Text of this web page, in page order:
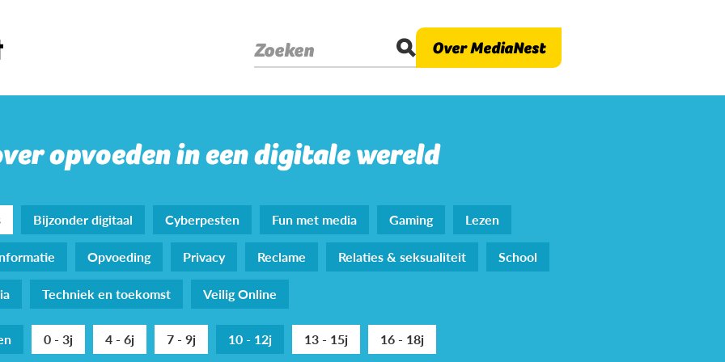
Zoeken Over MediaNest
opvoeden in een digitale wereld
Bijzonder digitaal Cyberpesten Fun met media Gaming
Lezen
Opvoeding Privacy Reclame Relaties & seksualiteit
School
Techniek en toekomst Veilig Online
0 - 3j 4 - 6j 7 - 9j 10 - 12j 13 - 15j 16 - 18j